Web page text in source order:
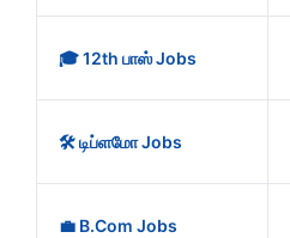
🎓 12th பாஸ் Jobs
🛠️ டிப்ளமோ Jobs
💼 B.Com Jobs